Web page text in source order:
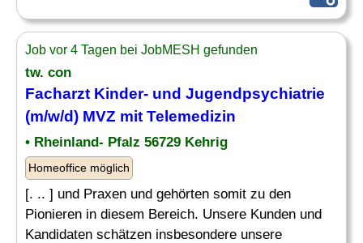
Job vor 4 Tagen bei JobMESH gefunden
tw. con
Facharzt Kinder- und Jugendpsychiatrie
(m/w/d) MVZ mit Telemedizin
• Rheinland- Pfalz 56729 Kehrig
Homeoffice möglich
[. .. ] und Praxen und gehörten somit zu den
Pionieren in diesem Bereich. Unsere Kunden und
Kandidaten schätzen insbesondere unsere